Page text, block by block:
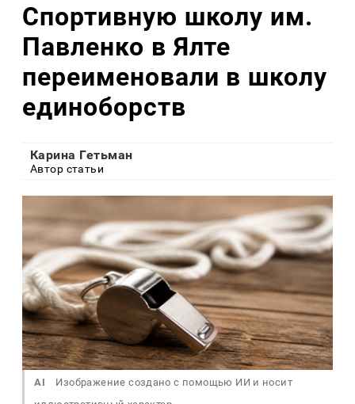
Спортивную школу им.
Павленко в Ялте
переименовали в школу
единоборств
Карина Гетьман
Автор статьи
AI
Изображение создано с помощью ИИ и носит